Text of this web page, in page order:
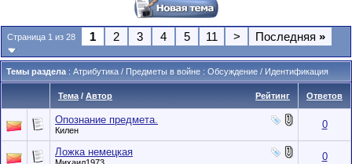
Страница 1 из 28 1 2 3 4 5 11 > Последняя »
Темы раздела : Атрибутика / Предметы в войне : Обсуждение / Идентификация
Рейтинг
Тема / Автор Ответов
Опознание предмета.
Килен 0
Ложка немецкая 0